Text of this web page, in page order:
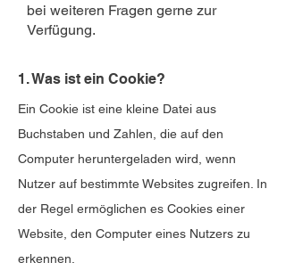
bei weiteren Fragen gerne zur
Verfügung.
1. Was ist ein Cookie?
Ein Cookie ist eine kleine Datei aus
Buchstaben und Zahlen, die auf den
Computer heruntergeladen wird, wenn
Nutzer auf bestimmte Websites zugreifen. In
der Regel ermöglichen es Cookies einer
Website, den Computer eines Nutzers zu
erkennen.